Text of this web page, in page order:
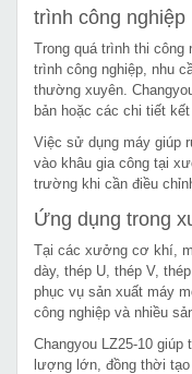
trình công nghiệp
Trong quá trình thi
trình công nghiệp, nhu
thường xuyên.
bản hoặc các chi tiết
Việc sử dụng máy giúp
vào khâu gia công tại
trường khi cần điều
Ứng dụng trong
Tại các xưởng cơ khí,
dày, thép U, thép V,
phục vụ sản xuất máy
công nghiệp và nhiều
Changyou LZ25-10
lượng lớn, đồng thời